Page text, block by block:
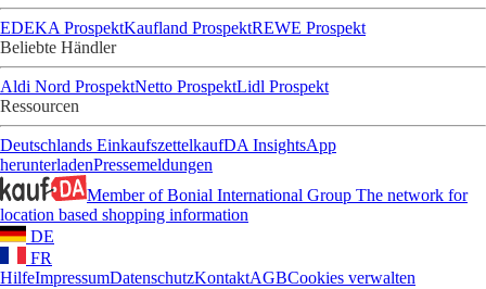
EDEKA ProspektKaufland ProspektREWE Prospekt
Beliebte Händler
Aldi Nord ProspektNetto ProspektLidl Prospekt
Ressourcen
Deutschlands EinkaufszettelkaufDA InsightsApp
herunterladenPressemeldungen
Member of Bonial International Group The network for
location based shopping information
DE
FR
HilfeImpressumDatenschutzKontaktAGBCookies verwalten